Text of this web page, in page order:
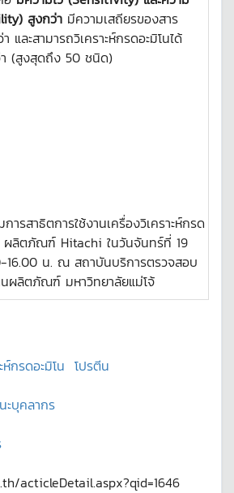
สูงกว่า มีความเสถียรของสาร
ละสามารถวิเคราะห์กรดอะมิโนได้
(สูงสุดถึง 50 ชนิด)
การสาธิตการใช้งานเครื่องวิเคราะห์กรด
ผลิตภัณฑ์ Hitachi ในวันจันทร์ที่ 19
16.00 น. ณ สถาบันบริการตรวจสอบ
ผลิตภัณฑ์ มหาวิทยาลัยแม่โจ้
ห์กรดอะมิโน โปรตีน
ะบุคลากร
acticleDetail.aspx?qid=1646